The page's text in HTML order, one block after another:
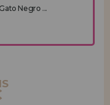
Negro ...